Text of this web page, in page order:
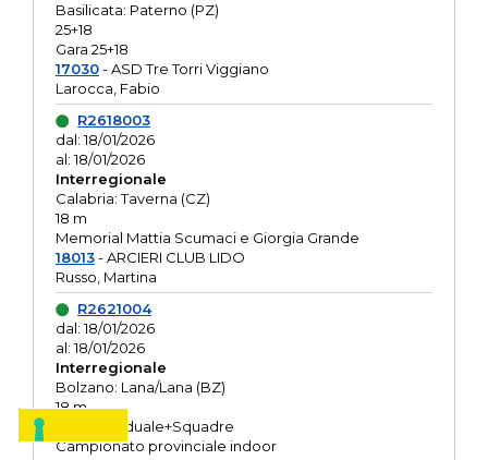
Basilicata: Paterno (PZ)
25+18
Gara 25+18
17030- ASD Tre Torri Viggiano
Larocca, Fabio
R2618003
dal: 18/01/2026
al: 18/01/2026
Interregionale
Calabria: Taverna (CZ)
18 m
Memorial Mattia Scumaci e Giorgia Grande
18013- ARCIERI CLUB LIDO
Russo, Martina
R2621004
dal: 18/01/2026
al: 18/01/2026
Interregionale
Bolzano: Lana/Lana (BZ)
18 m
O.R. Individuale+Squadre
Campionato provinciale indoor